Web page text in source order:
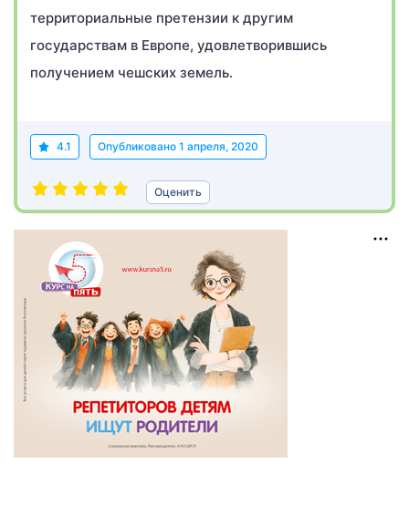
территориальные претензии к другим
государствам в Европе, удовлетворившись
получением чешских земель.
4.1 Опубликовано 1 апреля, 2020
Оценить